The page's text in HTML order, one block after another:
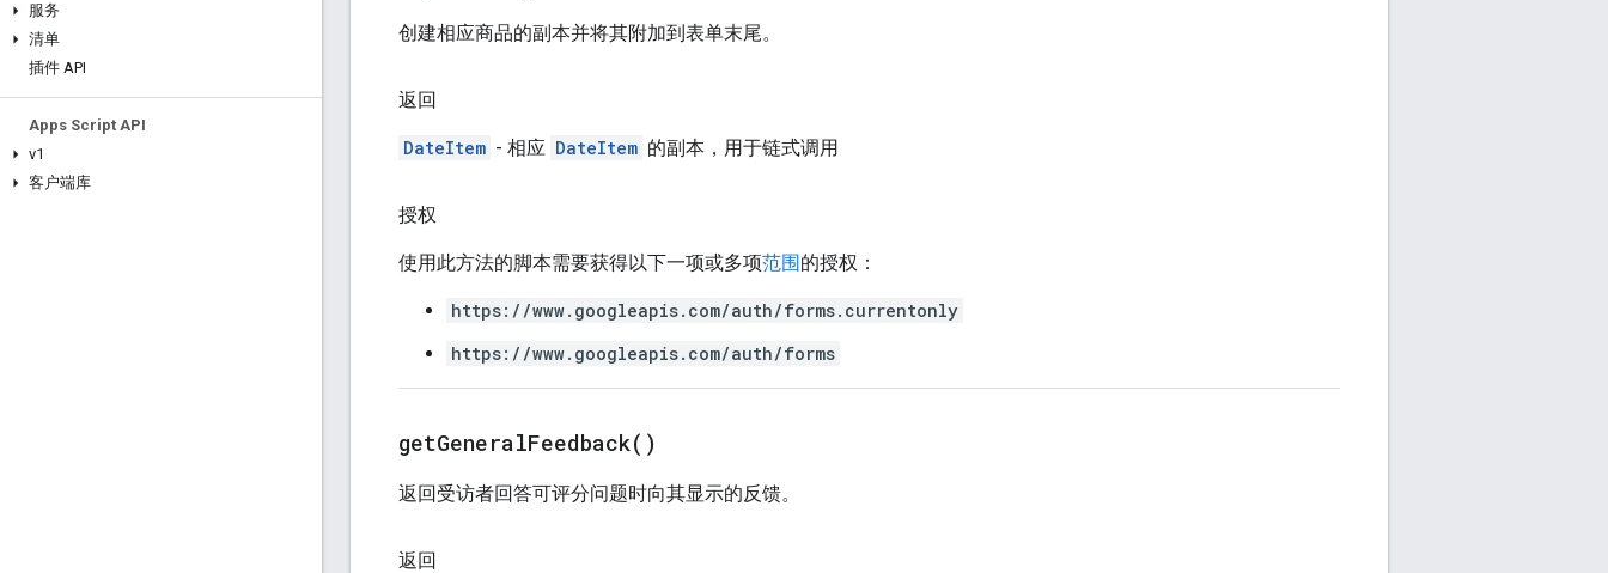
服务
清单
插件 API
Apps Script API
v1
客户端库
创建相应商品的副本并将其附加到表单末尾。
返回
DateItem - 相应 DateItem 的副本，用于链式调用
授权
使用此方法的脚本需要获得以下一项或多项范围的授权：
https://www.googleapis.com/auth/forms.currentonly
https://www.googleapis.com/auth/forms
getGeneralFeedback( )
返回受访者回答可评分问题时向其显示的反馈。
返回